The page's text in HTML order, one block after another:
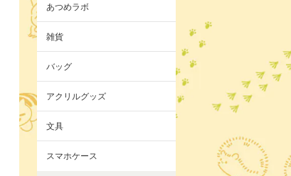
あつめラボ
雑貨
バッグ
アクリルグッズ
文具
スマホケース